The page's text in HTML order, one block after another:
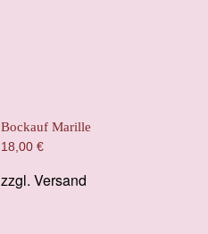
Bockauf Marille
18,00 €
zzgl. Versand